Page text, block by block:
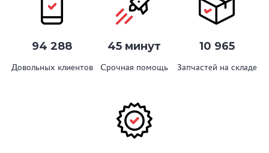
94 288
Довольных клиентов
45 минут
Срочная помощь
10 965
Запчастей на складе